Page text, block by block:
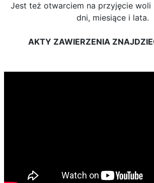
Jest też otwarciem na przyjęcie woli
dni, miesiące i lata.
AKTY ZAWIERZENIA